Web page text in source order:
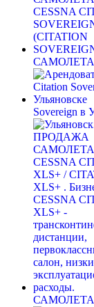
САМОЛЕТА
Sovereign в
САМОЛЕТА